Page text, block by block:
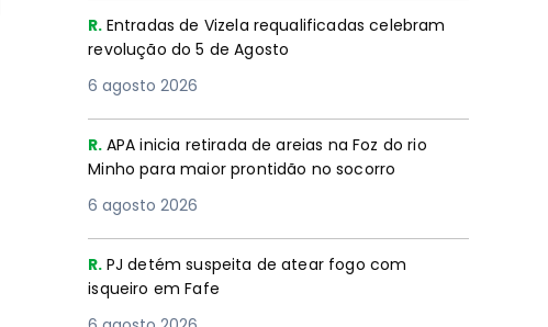
R. Entradas de Vizela requalificadas celebram
revolução do 5 de Agosto
6 agosto 2026
R. APA inicia retirada de areias na Foz do rio
Minho para maior prontidão no socorro
6 agosto 2026
R. PJ detém suspeita de atear fogo com
isqueiro em Fafe